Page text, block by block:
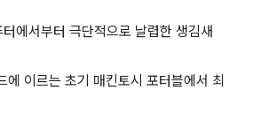
터에서부터 극단적으로 날렵한 생김새
에 이르는 초기 매킨토시 포터블에서 최